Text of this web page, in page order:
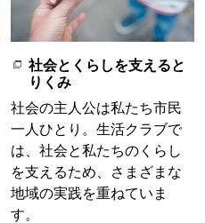
社会とくらしを支えると
りくみ
社会の主人公は私たち市民
一人ひとり。生活クラブで
は、社会と私たちのくらし
を支えるため、さまざまな
地域の実践を重ねていま
す。